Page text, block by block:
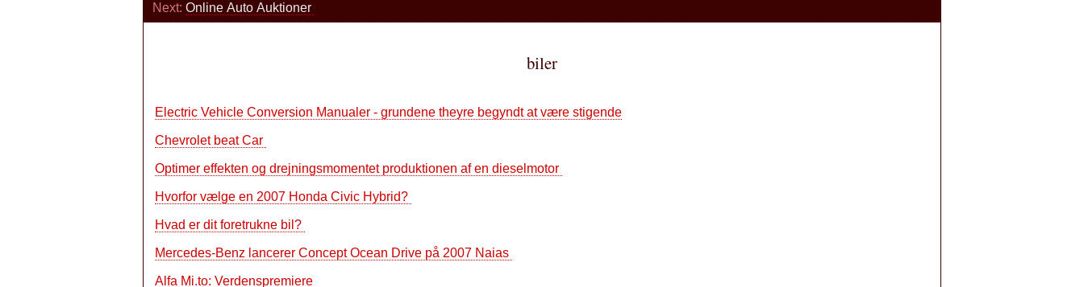
Next: Online Auto Auktioner
biler
Electric Vehicle Conversion Manualer - grundene theyre begyndt at være stigende
Chevrolet beat Car
Optimer effekten og drejningsmomentet produktionen af ​​en dieselmotor
Hvorfor vælge en 2007 Honda Civic Hybrid?
Hvad er dit foretrukne bil?
Mercedes-Benz lancerer Concept Ocean Drive på 2007 Naias
Alfa Mi.to: Verdenspremiere